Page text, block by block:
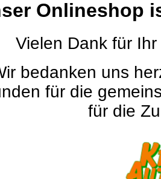
Onlineshop
Vielen Dank für
bedanken uns
für die
für die